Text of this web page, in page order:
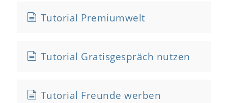
Tutorial Premiumwelt
Tutorial Gratisgespräch nutzen
Tutorial Freunde werben